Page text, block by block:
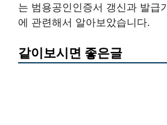
는 범용공인인증서 갱신과 발급
에 관련해서 알아보았습니다.
같이보시면 좋은글